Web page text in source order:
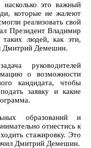
это важный
которые не жалеют
реализовать свой
Президент Владимир
людей, как эти,
Дмитрий Демешин.
руководителей
о возможности
кандидата, чтобы
заявку и какие
образований и
отнестись к
стажировку. Это
Дмитрий Демешин.